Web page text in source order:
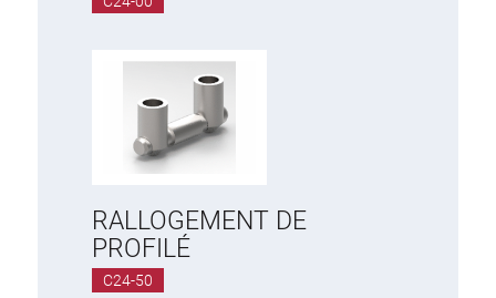
RALLOGEMENT DE
PROFILÉ
C24-50